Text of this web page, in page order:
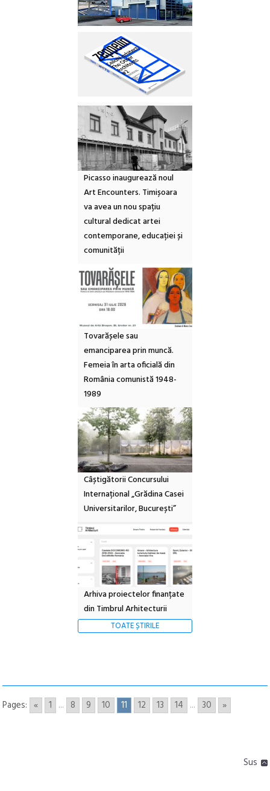
Picasso inaugurează noul
Art Encounters. Timișoara
va avea un nou spațiu
cultural dedicat artei
contemporane, educației și
comunității
Tovarășele sau
emanciparea prin muncă.
Femeia în arta oficială din
România comunistă 1948-
1989
Câștigătorii Concursului
Internațional „Grădina Casei
Universitarilor, București”
Arhiva proiectelor finanțate
din Timbrul Arhitecturii
TOATE ȘTIRILE
Pages: « 1 ... 8 9 10 11 12 13 14 ... 30 »
Sus